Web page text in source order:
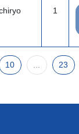
1
10 ... 23